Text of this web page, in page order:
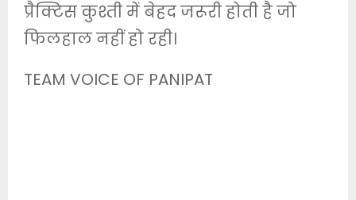
प्रैक्टिस कुश्ती में बेहद जरूरी होती है जो
फिलहाल नहीं हो रही।
TEAM VOICE OF PANIPAT